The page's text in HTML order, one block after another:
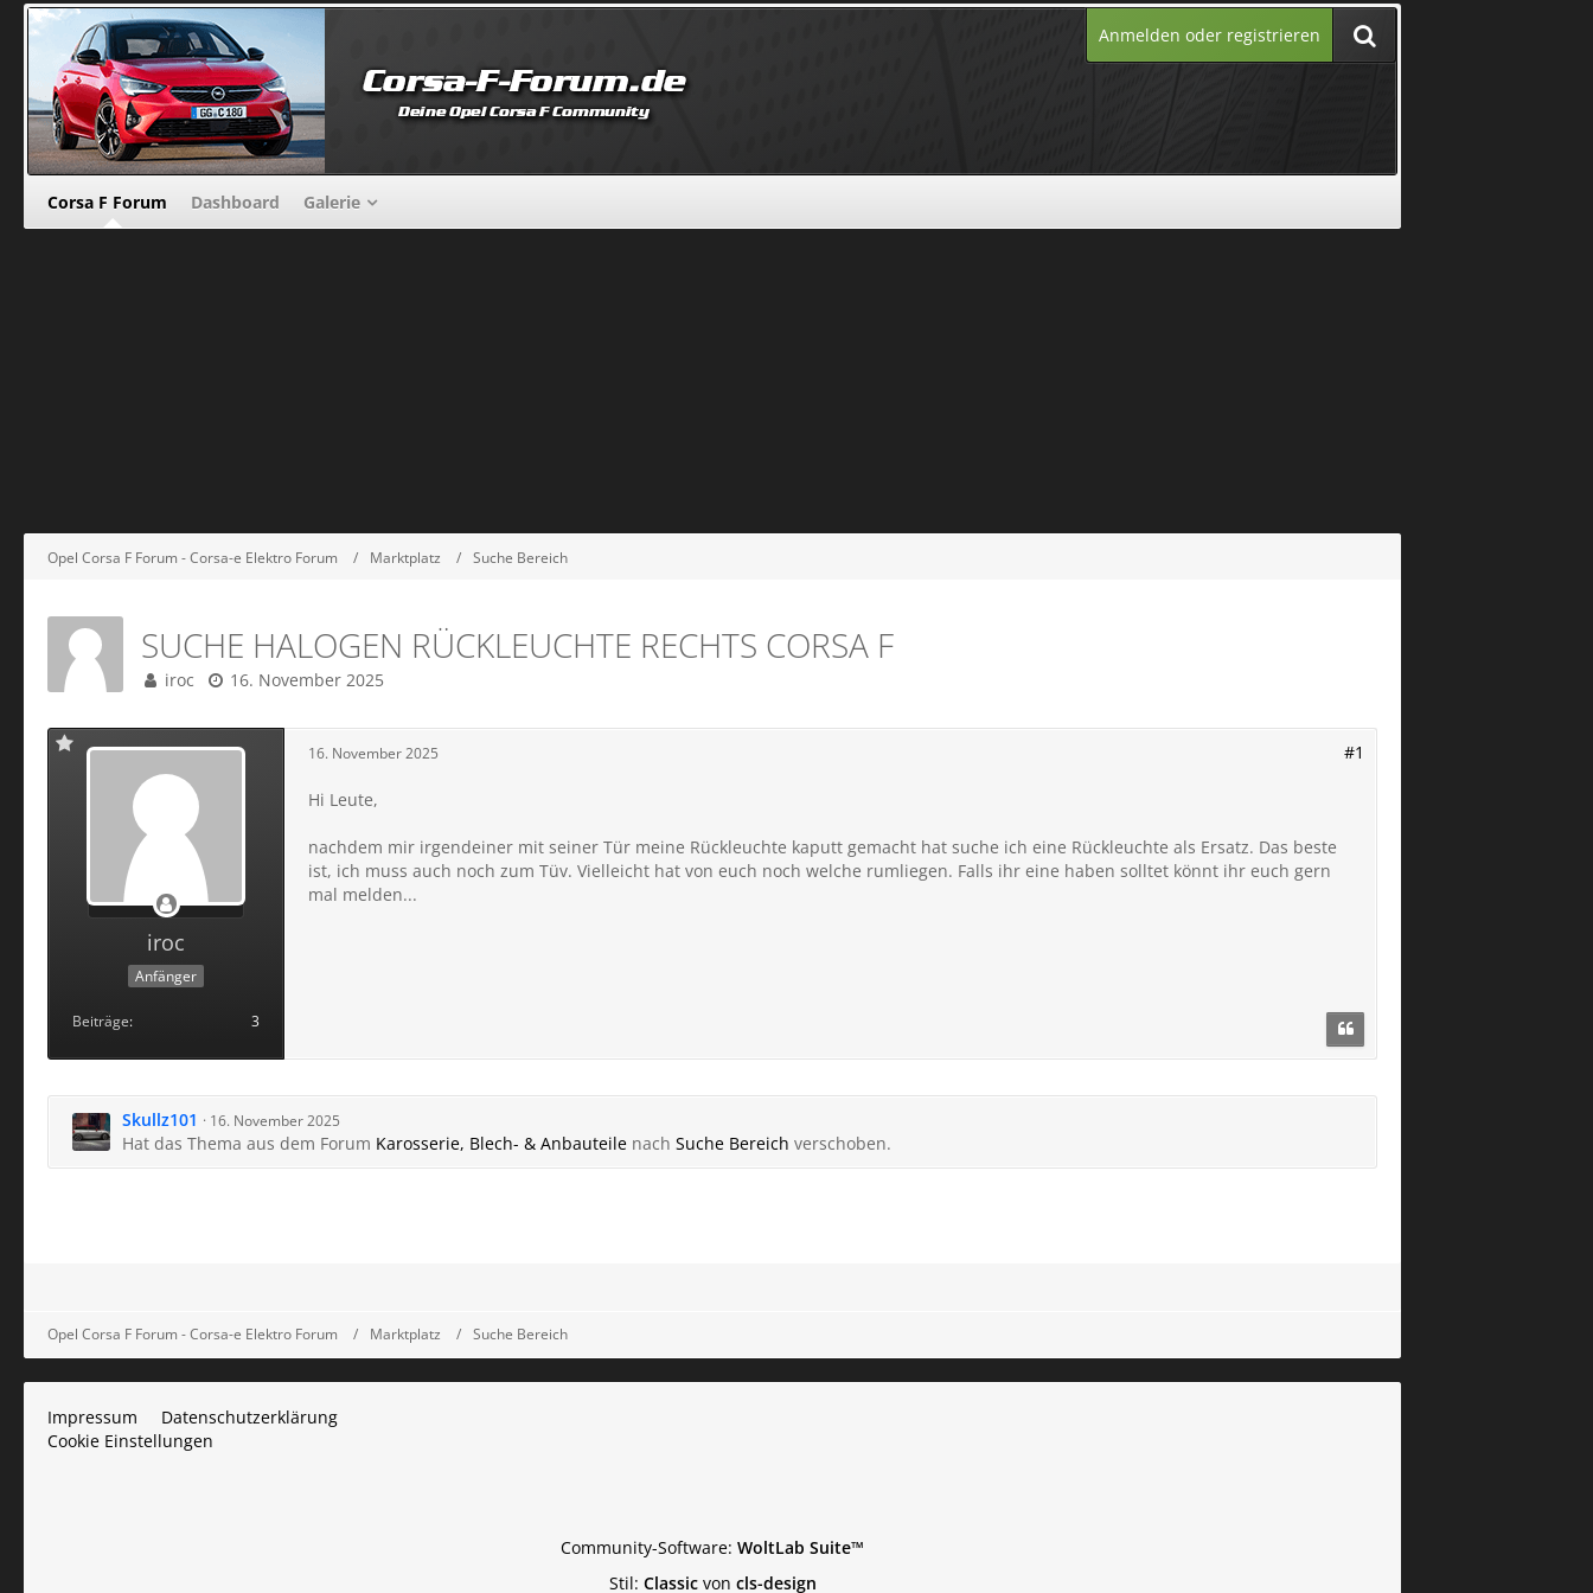
Anmelden oder registrieren
Corsa F Forum Dashboard Galerie
Opel Corsa F Forum - Corsa-e Elektro Forum Marktplatz Suche Bereich
SUCHE HALOGEN RÜCKLEUCHTE RECHTS CORSA F
iroc 16. November 2025
iroc
Anfänger
Beiträge 3
16. November 2025 #1
Hi Leute,
nachdem mir irgendeiner mit seiner Tür meine Rückleuchte kaputt gemacht hat suche ich eine Rückleuchte als Ersatz. Das beste
ist, ich muss auch noch zum Tüv. Vielleicht hat von euch noch welche rumliegen. Falls ihr eine haben solltet könnt ihr euch gern
mal melden...
Skullz101 16. November 2025
Hat das Thema aus dem Forum Karosserie, Blech- & Anbauteile nach Suche Bereich verschoben.
Opel Corsa F Forum - Corsa-e Elektro Forum Marktplatz Suche Bereich
Impressum
Datenschutzerklärung
Cookie Einstellungen
Community-Software: WoltLab Suite™
Stil: Classicvon cls-design